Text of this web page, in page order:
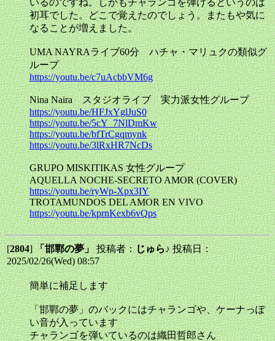
いるのですね。しかもチャランゴを弾けるというのは
初耳でした。どこで覚えたのでしょう。またもや気に
なることが増えました。
UMA NAYRAライブ60分 ハチャ・マリュクの類似グ
ループ
https://youtu.be/c7uAcbbVM6g
Nina Naira スタジオライブ 実力派女性グループ
https://youtu.be/HFJxYglJuS0
https://youtu.be/5cY_7NlDmKw
https://youtu.be/bfTrCgqmynk
https://youtu.be/3lRxHR7NcDs
GRUPO MISKITIKAS 女性グループ
AQUELLA NOCHE-SECRETO AMOR (COVER)
https://youtu.be/ryWp-Xpx3IY
TROTAMUNDOS DEL AMOR EN VIVO
https://youtu.be/kprnKexb6vQps
[2804]「邯鄲の夢」投稿者：じゅら♪投稿日：
2025/02/26(Wed) 08:57
簡単に補足します
「邯鄲の夢」のバックにはチャランゴや、ケーナっぽ
い音が入っています
チャランゴを弾いているのは織田哲郎さん